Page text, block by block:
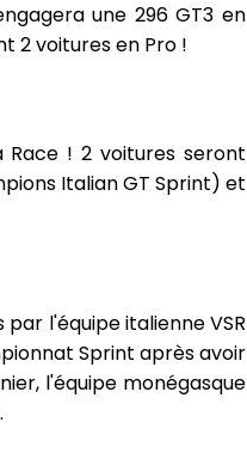
une 296 GT3 en
2 voitures en Pro !
Race ! 2 voitures seront
Italian GT Sprint) et
l'équipe italienne VSR
Sprint après avoir
l'équipe monégasque